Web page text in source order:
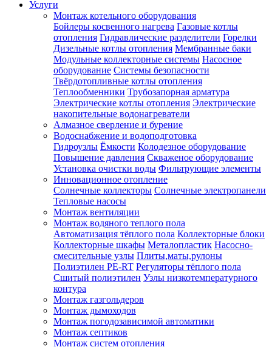
Услуги
Монтаж котельного оборудования
Бойлеры косвенного нагрева Газовые котлы
отопления Гидравлические разделители Горелки
Дизельные котлы отопления Мембранные баки
Модульные коллекторные системы Насосное
оборудование Системы безопасности
Твёрдотопливные котлы отопления
Теплообменники Трубозапорная арматура
Электрические котлы отопления Электрические
накопительные водонагреватели
Алмазное сверление и бурение
Водоснабжение и водоподготовка
Гидроузлы Ёмкости Колодезное оборудование
Повышение давления Скваженое оборудование
Установка очистки воды Фильтрующие элементы
Инновационное отопление
Солнечные коллекторы Солнечные электропанели
Тепловые насосы
Монтаж вентиляции
Монтаж водяного теплого пола
Автоматизация тёплого пола Коллекторные блоки
Коллекторные шкафы Металопластик Насосно-
смесительные узлы Плиты,маты,рулоны
Полиэтилен PE-RT Регуляторы тёплого пола
Сшитый полиэтилен Узлы низкотемпературного
контура
Монтаж газгольдеров
Монтаж дымоходов
Монтаж погодозависимой автоматики
Монтаж септиков
Монтаж систем отопления